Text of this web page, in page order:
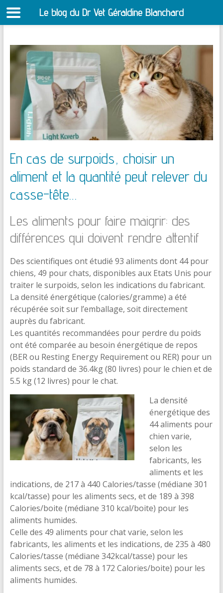
contenu
En cas de surpoids, choisir un
aliment et la quantité peut relever du
casse-tête…
Les aliments pour faire maigrir: des
différences qui doivent rendre attentif
Des scientifiques ont étudié 93 aliments dont 44 pour
chiens, 49 pour chats, disponibles aux Etats Unis pour
traiter le surpoids, selon les indications du fabricant.
La densité énergétique (calories/gramme) a été
récupérée soit sur l’emballage, soit directement
auprès du fabricant.
Les quantités recommandées pour perdre du poids
ont été comparée au besoin énergétique de repos
(BER ou Resting Energy Requirement ou RER) pour un
poids standard de 36.4kg (80 livres) pour le chien et de
5.5 kg (12 livres) pour le chat.
La densité
énergétique des
44 aliments pour
chien varie,
selon les
fabricants, les
aliments et les
indications, de 217 à 440 Calories/tasse (médiane 301
kcal/tasse) pour les aliments secs, et de 189 à 398
Calories/boite (médiane 310 kcal/boite) pour les
aliments humides.
Celle des 49 aliments pour chat varie, selon les
fabricants, les aliments et les indications, de 235 à 480
Calories/tasse (médiane 342kcal/tasse) pour les
aliments secs, et de 78 à 172 Calories/boite) pour les
aliments humides.
Le blog du Dr Vet Géraldine Blanchard